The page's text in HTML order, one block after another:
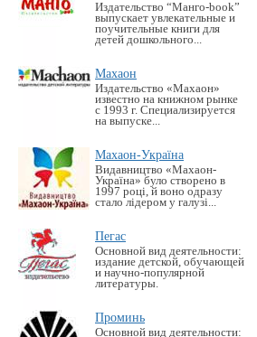
Издательство “Манго-book”
выпускает увлекательные и
поучительные книги для
детей дошкольного...
Махаон
Издательство «Махаон»
известно на книжном рынке
с 1993 г. Специализируется
на выпуске...
Махаон-Україна
Видавництво «Махаон-
Україна» було створено в
1997 році, й воно одразу
стало лідером у галузі...
Пегас
Основной вид деятельности:
издание детской, обучающей
и научно-популярной
литературы.
Проминь
Основной вид деятельности: